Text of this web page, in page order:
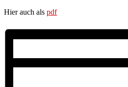
Hier auch als pdf